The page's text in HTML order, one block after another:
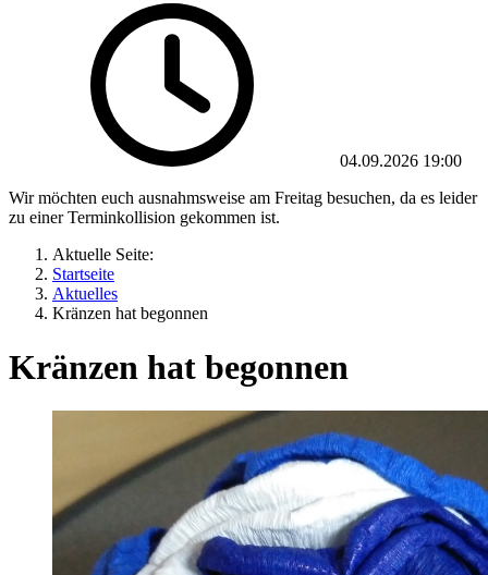
04.09.2026 19:00
Wir möchten euch ausnahmsweise am Freitag besuchen, da es leider
zu einer Terminkollision gekommen ist.
Aktuelle Seite:
Startseite
Aktuelles
Kränzen hat begonnen
Kränzen hat begonnen